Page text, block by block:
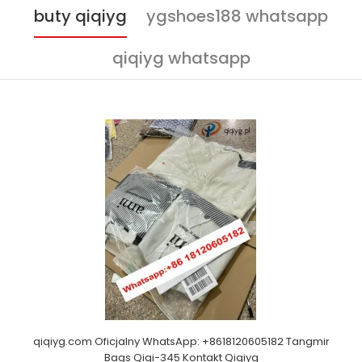
buty qiqiyg
ygshoes188 whatsapp
qiqiyg whatsapp
qiqiyg.com Oficjalny WhatsApp: +8618120605182 Tangmir
Bags Qiqi-345 Kontakt Qiqiyg